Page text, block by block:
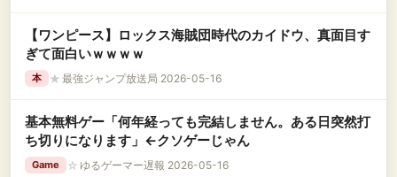
【ワンピース】ロックス海賊団時代のカイドウ、真面目す
ぎて面白いｗｗｗｗ
本 ★ 最強ジャンプ放送局 2026-05-16
基本無料ゲー「何年経っても完結しません。ある日突然打
ち切りになります」←クソゲーじゃん
Game ☆ ゆるゲーマー遅報 2026-05-16